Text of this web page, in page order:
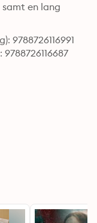
en lang
9788726116991